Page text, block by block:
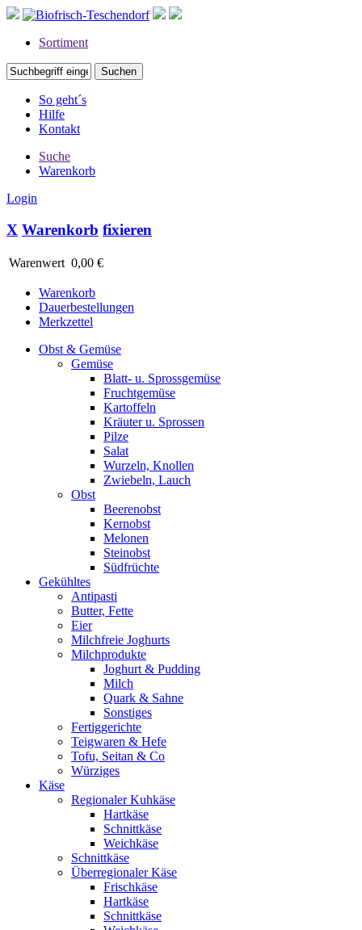
Sortiment
So geht´s
Hilfe
Kontakt
Suche
Warenkorb
Login
X Warenkorb fixieren
Warenwert 0,00 €
Warenkorb
Dauerbestellungen
Merkzettel
Obst & Gemüse
Gemüse
Blatt- u. Sprossgemüse
Fruchtgemüse
Kartoffeln
Kräuter u. Sprossen
Pilze
Salat
Wurzeln, Knollen
Zwiebeln, Lauch
Obst
Beerenobst
Kernobst
Melonen
Steinobst
Südfrüchte
Gekühltes
Antipasti
Butter, Fette
Eier
Milchfreie Joghurts
Milchprodukte
Joghurt & Pudding
Milch
Quark & Sahne
Sonstiges
Fertiggerichte
Teigwaren & Hefe
Tofu, Seitan & Co
Würziges
Käse
Regionaler Kuhkäse
Hartkäse
Schnittkäse
Weichkäse
Schnittkäse
Überregionaler Käse
Frischkäse
Hartkäse
Schnittkäse